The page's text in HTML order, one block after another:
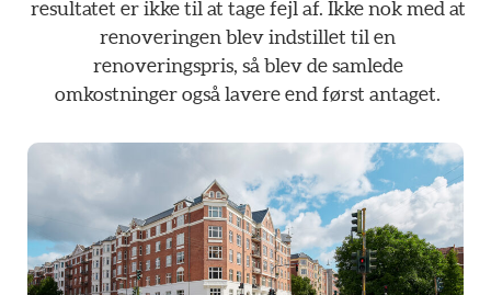
resultatet er ikke til at tage fejl af. Ikke nok med at
renoveringen blevindstillet til en
renoveringspris, så blev de samlede
omkostninger også lavere end først antaget.